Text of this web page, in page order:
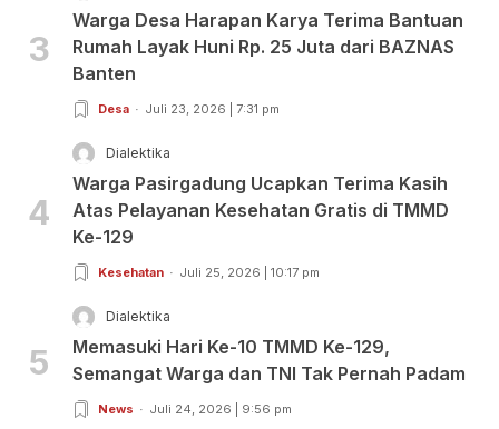
3
Warga Desa Harapan Karya Terima Bantuan
Rumah Layak Huni Rp. 25 Juta dari BAZNAS
Banten
Desa Juli 23, 2026 | 7:31 pm
4
Dialektika
Warga Pasirgadung Ucapkan Terima Kasih
Atas Pelayanan Kesehatan Gratis di TMMD
Ke-129
Kesehatan Juli 25, 2026 | 10:17 pm
5
Dialektika
Memasuki Hari Ke-10 TMMD Ke-129,
Semangat Warga dan TNI Tak Pernah Padam
News Juli 24, 2026 | 9:56 pm